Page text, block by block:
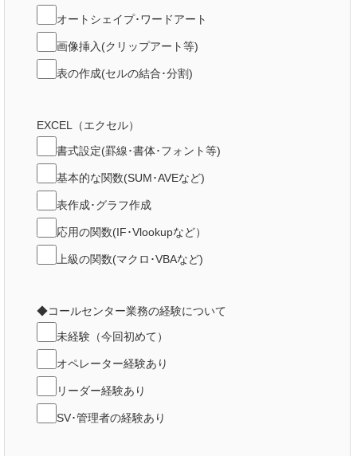
オートシェイプ･ワードアート
画像挿入(クリップアート等)
表の作成(セルの結合･分割)
EXCEL（エクセル）
書式設定(罫線･書体･フォント等)
基本的な関数(SUM･AVEなど)
表作成･グラフ作成
応用の関数(IF･Vlookupなど）
上級の関数(マクロ･VBAなど)
◆コールセンター業務の経験について
未経験（今回初めて）
オペレーター経験あり
リーダー経験あり
SV･管理者の経験あり